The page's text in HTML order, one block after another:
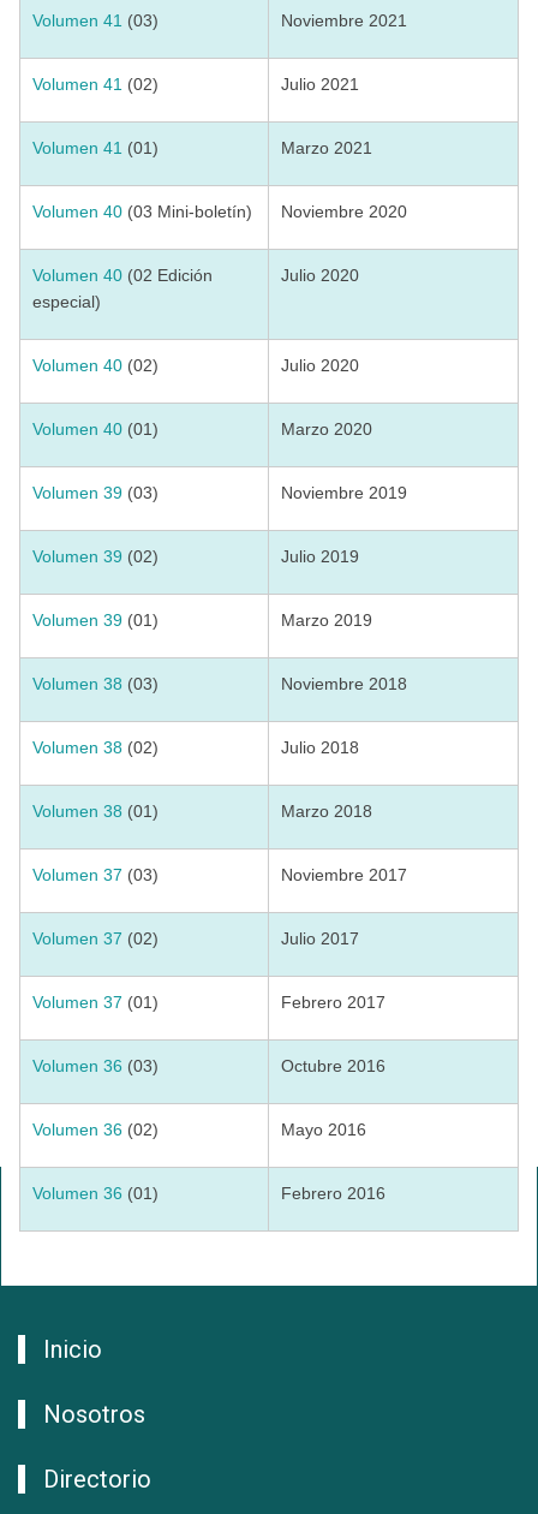
Volumen 41 (03) Noviembre 2021
Volumen 41 (02) Julio 2021
Volumen 41 (01) Marzo 2021
Volumen 40 (03 Mini-boletín) Noviembre 2020
Volumen 40 (02 Edición
especial)
Julio 2020
Volumen 40 (02) Julio 2020
Volumen 40 (01) Marzo 2020
Volumen 39 (03) Noviembre 2019
Volumen 39 (02) Julio 2019
Volumen 39 (01) Marzo 2019
Volumen 38 (03) Noviembre 2018
Volumen 38 (02) Julio 2018
Volumen 38 (01) Marzo 2018
Volumen 37 (03) Noviembre 2017
Volumen 37 (02) Julio 2017
Volumen 37 (01) Febrero 2017
Volumen 36 (03) Octubre 2016
Volumen 36 (02) Mayo 2016
Volumen 36 (01) Febrero 2016
Inicio
Nosotros
Directorio